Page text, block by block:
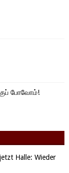
போவோம்!
Halle: Wieder